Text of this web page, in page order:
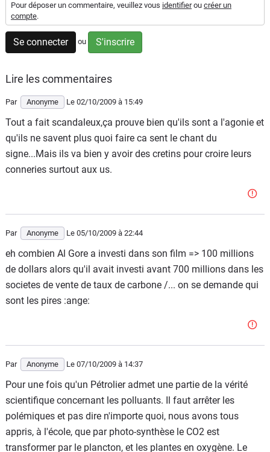
Flottes
Auto
Forum
Moto
Marques
Pour déposer un commentaire, veuillez vous identifierou créer un
compte.
Se connecter ou S'inscrire
Lire les commentaires
Par Anonyme Le 02/10/2009 à 15:49
Tout a fait scandaleux,ça prouve bien qu'ils sont a l'agonie et
qu'ils ne savent plus quoi faire ca sent le chant du
signe...Mais ils va bien y avoir des cretins pour croire leurs
conneries surtout aux us.
Par Anonyme Le 05/10/2009 à 22:44
eh combien Al Gore a investi dans son film => 100 millions
de dollars alors qu'il avait investi avant 700 millions dans les
societes de vente de taux de carbone /... on se demande qui
sont les pires :ange:
Par Anonyme Le 07/10/2009 à 14:37
Pour une fois qu'un Pétrolier admet une partie de la vérité
scientifique concernant les polluants. Il faut arrêter les
polémiques et pas dire n'importe quoi, nous avons tous
appris, à l'école, que par photo-synthèse le CO2 est
transformer par le plancton, et les plantes en oxygène. Le